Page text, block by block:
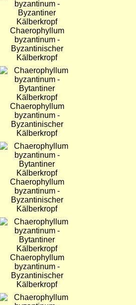
Chaerophyllum
byzantinum -
Byzantinischer
Kälberkropf
Bild
Chaerophyllum
byzantinum -
Byzantinischer
Kälberkropf
Bild
Chaerophyllum
byzantinum -
Byzantinischer
Kälberkropf
Bild
Chaerophyllum
byzantinum -
Byzantinischer
Kälberkropf
Bild